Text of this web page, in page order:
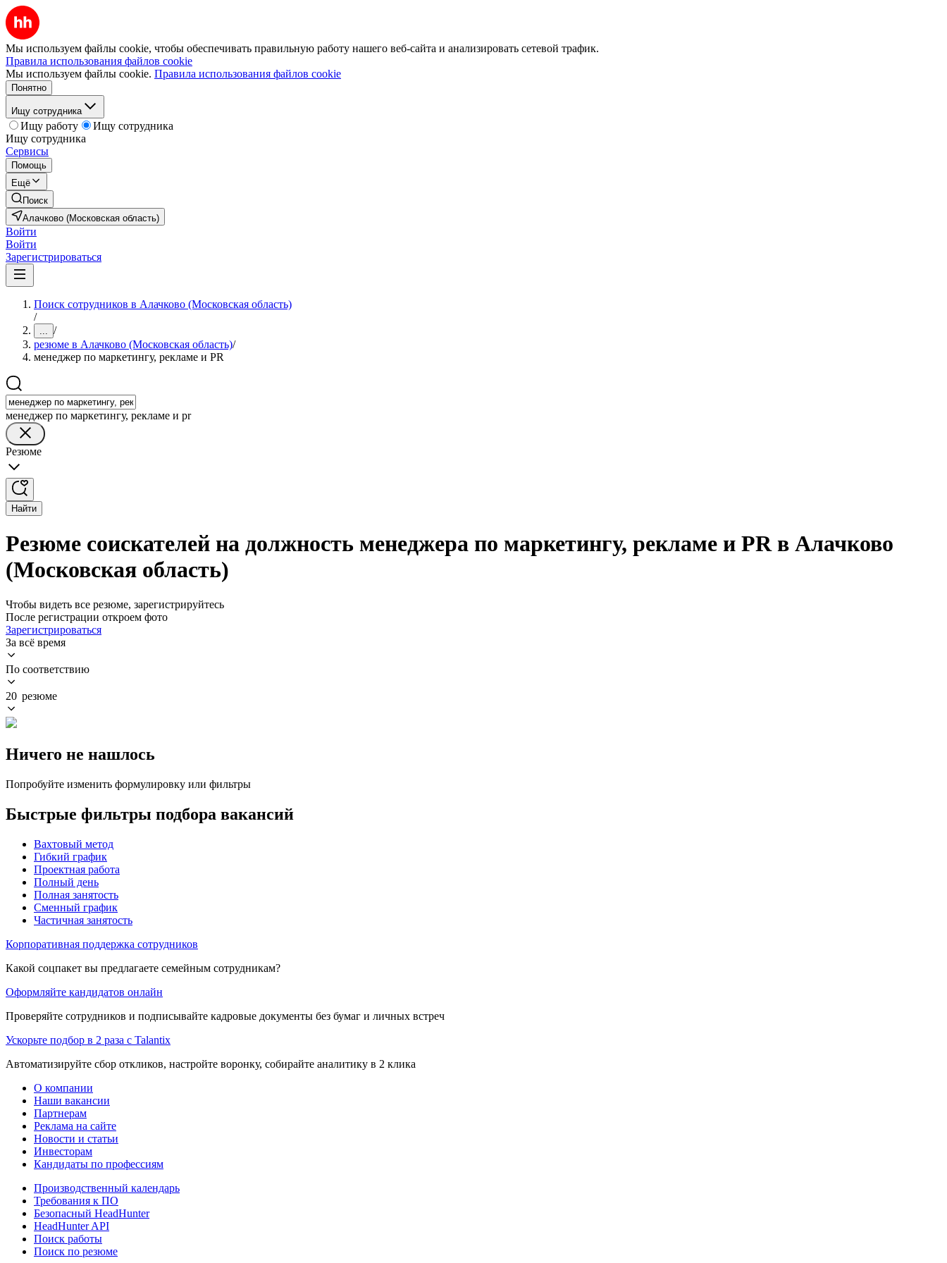
Мы используем файлы cookie, чтобы обеспечивать правильную работу нашего веб-сайта и анализировать сетевой трафик.
Правила использования файлов cookie
Мы используем файлы cookie. Правила использования файлов cookie
Понятно
Ищу сотрудника
Ищу работу
Ищу сотрудника
Ищу сотрудника
Сервисы
Помощь
Ещё
Поиск
Алачково (Московская область)
Войти
Войти
Зарегистрироваться
Поиск сотрудников в Алачково (Московская область)
/
... /
резюме в Алачково (Московская область)/
менеджер по маркетингу, рекламе и PR
менеджер по маркетингу, рекламе и pr
Резюме
Найти
Резюме соискателей на должность менеджера по маркетингу, рекламе и PR в Алачково
(Московская область)
Чтобы видеть все резюме, зарегистрируйтесь
После регистрации откроем фото
Зарегистрироваться
За всё время
По соответствию
20 резюме
Ничего не нашлось
Попробуйте изменить формулировку или фильтры
Быстрые фильтры подбора вакансий
Вахтовый метод
Гибкий график
Проектная работа
Полный день
Полная занятость
Сменный график
Частичная занятость
Корпоративная поддержка сотрудников
Какой соцпакет вы предлагаете семейным сотрудникам?
Оформляйте кандидатов онлайн
Проверяйте сотрудников и подписывайте кадровые документы без бумаг и личных встреч
Ускорьте подбор в 2 раза с Talantix
Автоматизируйте сбор откликов, настройте воронку, собирайте аналитику в 2 клика
О компании
Наши вакансии
Партнерам
Реклама на сайте
Новости и статьи
Инвесторам
Кандидаты по профессиям
Производственный календарь
Требования к ПО
Безопасный HeadHunter
HeadHunter API
Поиск работы
Поиск по резюме